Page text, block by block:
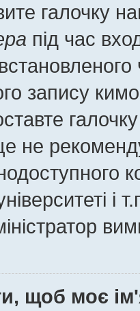
галочку
під час
запису
не
і
щоб моє